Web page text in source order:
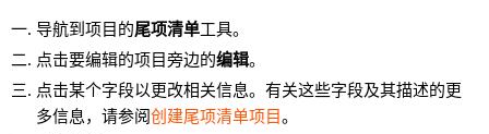
导航到项目的尾项清单工具。
点击要编辑的项目旁边的编辑。
点击某个字段以更改相关信息。有关这些字段及其描述的更
多信息，请参阅创建尾项清单项目。